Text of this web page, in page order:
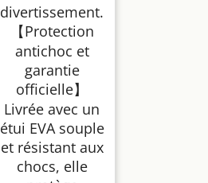
divertissement.
【Protection
antichoc et
garantie
officielle】
Livrée avec un
étui EVA souple
et résistant aux
chocs, elle